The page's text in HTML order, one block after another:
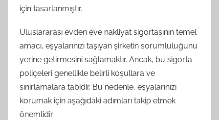
için tasarlanmıştır.
Uluslararası evden eve nakliyat sigortasının temel
amacı, eşyalarınızı taşıyan şirketin sorumluluğunu
yerine getirmesini sağlamaktır. Ancak, bu sigorta
poliçeleri genellikle belirli koşullara ve
sınırlamalara tabidir. Bu nedenle, eşyalarınızı
korumak için aşağıdaki adımları takip etmek
önemlidir: